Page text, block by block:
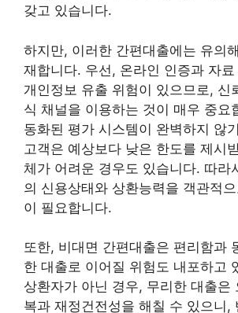
갖고 있습니다.
하지만, 이러한 간편대출에는 유의
재합니다. 우선, 온라인 인증과 자
개인정보 유출 위험이 있으므로, 신
식 채널을 이용하는 것이 매우 중요
동화된 평가 시스템이 완벽하지 않
고객은 예상보다 낮은 한도를 제시
체가 어려운 경우도 있습니다. 따라
의 신용상태와 상환능력을 객관적
이 필요합니다.
또한, 비대면 간편대출은 편리함과
한 대출로 이어질 위험도 내포하고
상환자가 아닌 경우, 무리한 대출은
복과 재정건전성을 해칠 수 있으니,